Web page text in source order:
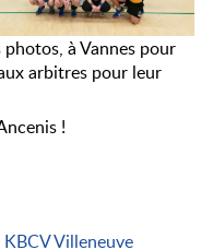
à Vannes pour
arbitres pour leur
!
Villeneuve